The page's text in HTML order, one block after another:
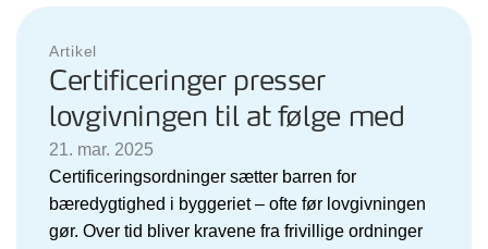
Artikel
Certificeringer presser
lovgivningen til at følge med
21. mar. 2025
Certificeringsordninger sætter barren for
bæredygtighed i byggeriet – ofte før lovgivningen
gør. Over tid bliver kravene fra frivillige ordninger